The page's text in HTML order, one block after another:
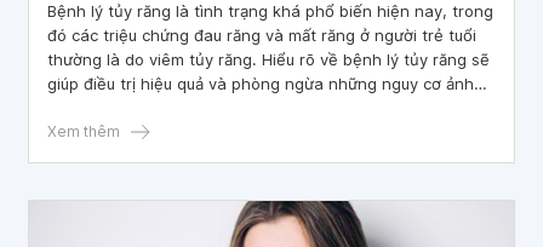
Bệnh lý tủy răng là tình trạng khá phổ biến hiện nay, trong
đó các triệu chứng đau răng và mất răng ở người trẻ tuổi
thường là do viêm tủy răng. Hiểu rõ về bệnh lý tủy răng sẽ
giúp điều trị hiệu quả và phòng ngừa những nguy cơ ảnh
Xem thêm